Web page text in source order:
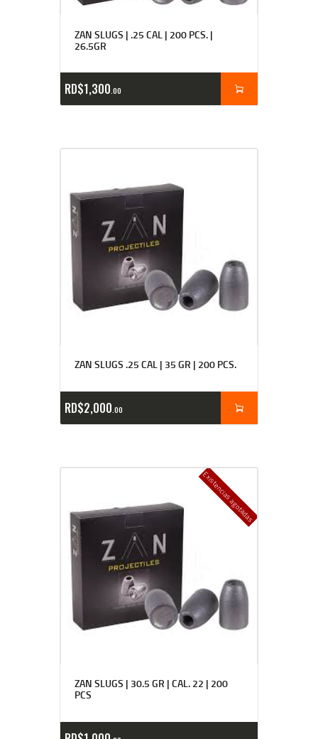
ZAN SLUGS | .25 CAL | 200 PCS. |
26.5GR
RD$1,300 00
ZAN SLUGS .25 CAL | 35 GR | 200 PCS.
RD$2,000 00
Existencias agotadas
ZAN SLUGS | 30.5 GR | CAL. 22 | 200
PCS